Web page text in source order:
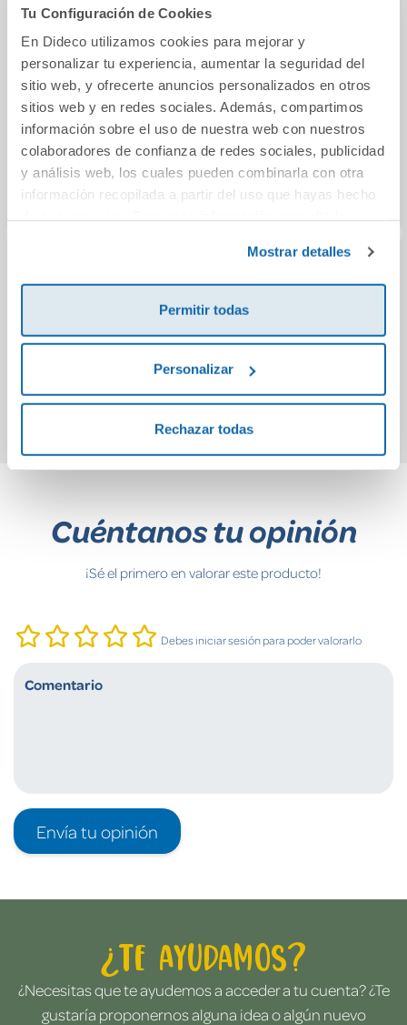
Tu Configuración de Cookies
En Dideco utilizamos cookies para mejorar y
personalizar tu experiencia, aumentar la seguridad del
sitio web, y ofrecerte anuncios personalizados en otros
sitios web y en redes sociales. Además, compartimos
información sobre el uso de nuestra web con nuestros
colaboradores de confianza de redes sociales, publicidad
y análisis web, los cuales pueden combinarla con otra
información recopilada a partir del uso que hayas hecho
Mostrar detalles
Permitir todas
Personalizar
Rechazar todas
También podría gustarte...
La voz de tu
Comprar
El pequeño conejo
blanco (formato
Comprar
El
Cuéntanos tu opinión
¡Sé el primero en valorar este producto!
Debes iniciar sesión para poder valorarlo
Envía tu opinión
¿Te ayudamos?
¿Necesitas que te ayudemos a acceder a tu cuenta? ¿Te
gustaría proponernos alguna idea o algún nuevo